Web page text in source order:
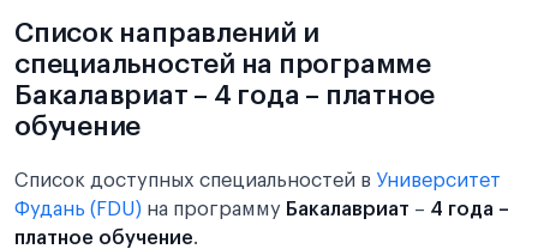
Список направлений и
специальностей на программе
Бакалавриат – 4 года – платное
обучение
Список доступных специальностей в Университет
Фудань (FDU) на программу Бакалавриат – 4 года –
платное обучение.